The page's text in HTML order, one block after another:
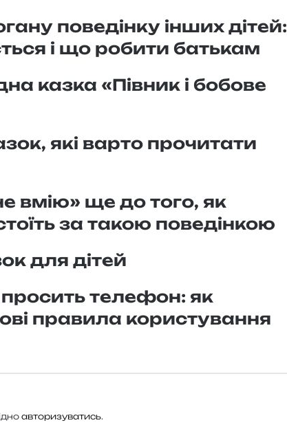
поведінку інших дітей:
і що робити батькам
казка «Півник і бобове
які варто прочитати
вмію» ще до того, як
за такою поведінкою
для дітей
телефон: як
правила користування
авторизуватись.